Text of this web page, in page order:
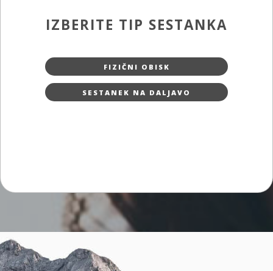
IZBERITE TIP SESTANKA
FIZIČNI OBISK
SESTANEK NA DALJAVO